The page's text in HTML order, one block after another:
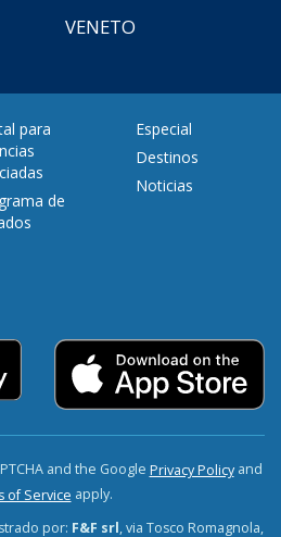
VENETO
para
de
Especial
Destinos
Noticias
and the Google Privacy Policyand
of Service apply.
por: F&F srl, via Tosco Romagnola,